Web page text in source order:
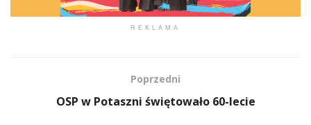
REKLAMA
Poprzedni
OSP w Potaszni świętowało 60-lecie